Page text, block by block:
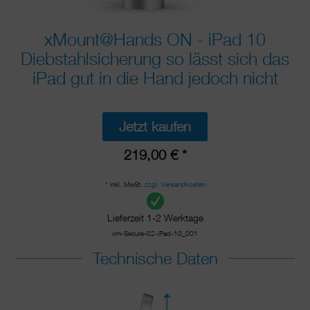
xMount@Hands ON - iPad 10
Diebstahlsicherung so lässt sich das
iPad gut in die Hand jedoch nicht
Jetzt kaufen
219,00 € *
* inkl. MwSt. zzgl. Versandkosten
Lieferzeit 1-2 Werktage
xm-Secure-02-iPad-10_001
Technische Daten